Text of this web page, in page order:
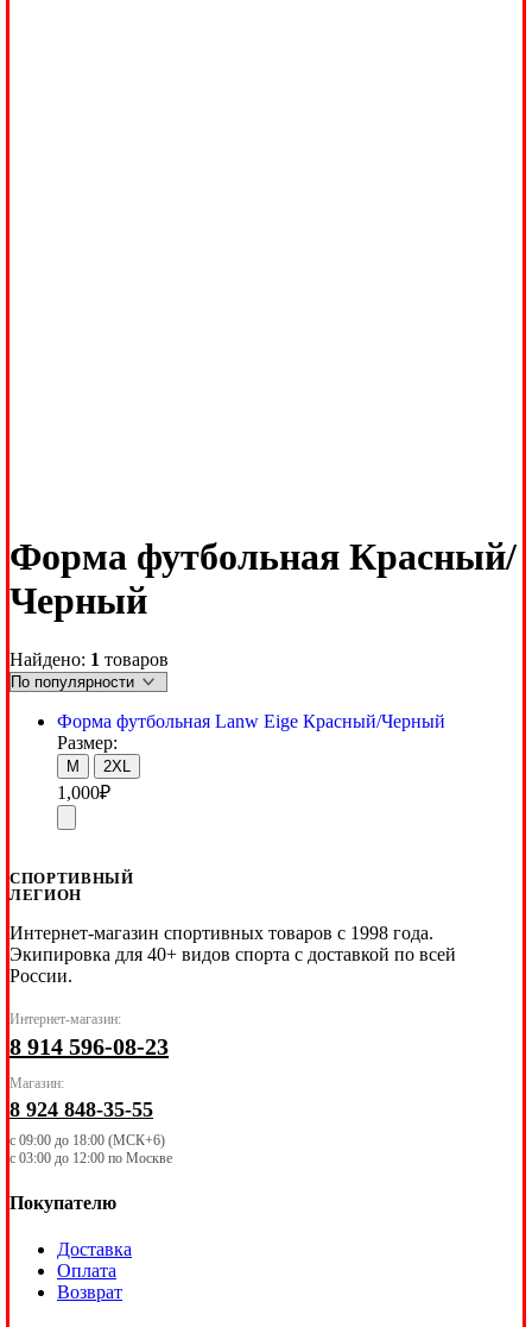
Форма футбольная Красный/
Черный
Найдено: 1 товаров
Форма футбольная Lanw Eige Красный/Черный
Размер:
M 2XL
1,000₽
СПОРТИВНЫЙ
ЛЕГИОН
Интернет-магазин спортивных товаров с 1998 года.
Экипировка для 40+ видов спорта с доставкой по всей
России.
Интернет-магазин:
8 914 596-08-23
Магазин:
8 924 848-35-55
с 09:00 до 18:00 (МСК+6)
с 03:00 до 12:00 по Москве
Покупателю
Доставка
Оплата
Возврат